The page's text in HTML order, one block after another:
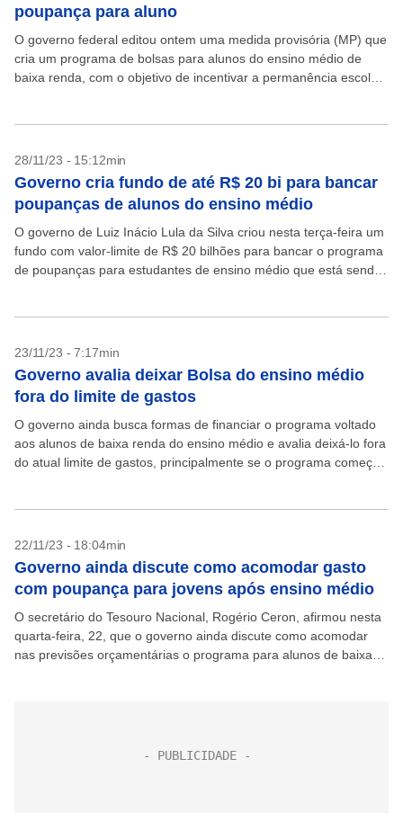
poupança para aluno
O governo federal editou ontem uma medida provisória (MP) que
cria um programa de bolsas para alunos do ensino médio de
baixa renda, com o objetivo de incentivar a permanência escolar
28/11/23 - 15:12min
Governo cria fundo de até R$ 20 bi para bancar
poupanças de alunos do ensino médio
O governo de Luiz Inácio Lula da Silva criou nesta terça-feira um
fundo com valor-limite de R$ 20 bilhões para bancar o programa
de poupanças para estudantes de ensino médio que está sendo
23/11/23 - 7:17min
Governo avalia deixar Bolsa do ensino médio
fora do limite de gastos
O governo ainda busca formas de financiar o programa voltado
aos alunos de baixa renda do ensino médio e avalia deixá-lo fora
do atual limite de gastos, principalmente se o programa começar
22/11/23 - 18:04min
Governo ainda discute como acomodar gasto
com poupança para jovens após ensino médio
O secretário do Tesouro Nacional, Rogério Ceron, afirmou nesta
quarta-feira, 22, que o governo ainda discute como acomodar
nas previsões orçamentárias o programa para alunos de baixa